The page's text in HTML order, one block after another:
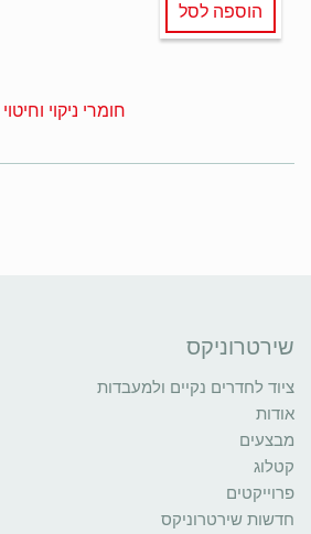
הוספה לסל
חומרי ניקוי וחיטוי
שירטרוניקס
ציוד לחדרים נקיים ולמעבדות
אודות
מבצעים
קטלוג
פרוייקטים
חדשות שירטרוניקס